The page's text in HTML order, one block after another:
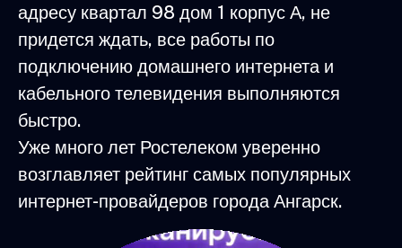
адресу квартал 98 дом 1 корпус А, не
придется ждать, все работы по
подключению домашнего интернета и
кабельного телевидения выполняются
быстро.
Уже много лет Ростелеком уверенно
возглавляет рейтинг самых популярных
интернет-провайдеров города Ангарск.